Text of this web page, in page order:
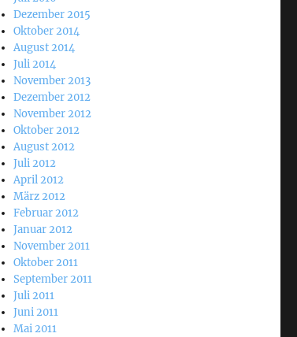
Dezember 2015
Oktober 2014
August 2014
Juli 2014
November 2013
Dezember 2012
November 2012
Oktober 2012
August 2012
Juli 2012
April 2012
März 2012
Februar 2012
Januar 2012
November 2011
Oktober 2011
September 2011
Juli 2011
Juni 2011
Mai 2011